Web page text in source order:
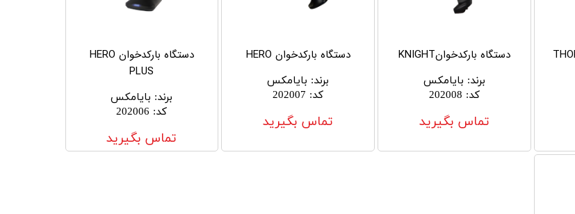
دستگاه بارکدخوانKNIGHT
برند: بایامکس
کد:
202008
تماس بگیرید
دستگاه بارکدخوان HERO
برند: بایامکس
کد:
202007
تماس بگیرید
دستگاه بارکدخوان HERO
PLUS
برند: بایامکس
کد:
202006
تماس بگیرید